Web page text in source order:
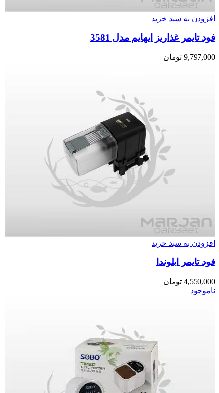
افزودن به سبد خرید
فود تایمر غذاریز ایهایم مدل 3581
9,797,000 تومان
افزودن به سبد خرید
فود تایمر ایلوندا
4,550,000 تومان
ناموجود